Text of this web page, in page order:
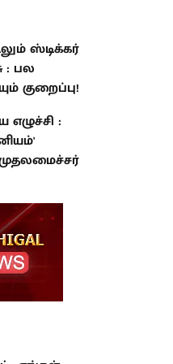
ஸ்டிக்கர்
: பல
குறைப்பு!
எழுச்சி :